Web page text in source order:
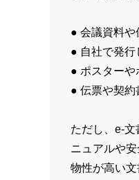
● 会議資料や
● 自社で発行
● ポスターや
● 伝票や契約
ただし、e-
ニュアルや
物性が高い文